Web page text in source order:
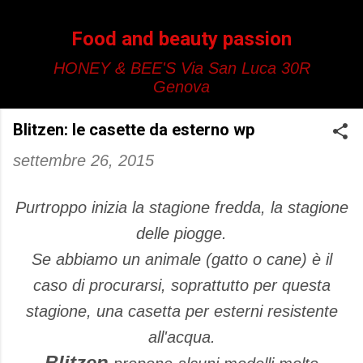
Food and beauty passion
HONEY & BEE'S Via San Luca 30R
Genova
Blitzen: le casette da esterno wp
settembre 26, 2015
Purtroppo inizia la stagione fredda, la stagione
delle piogge.
Se abbiamo un animale (gatto o cane) è il
caso di procurarsi, soprattutto per questa
stagione, una casetta per esterni resistente
all'acqua.